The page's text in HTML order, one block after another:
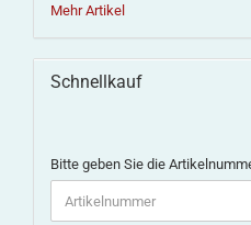
Mehr Artikel
Schnellkauf
Bitte geben Sie die